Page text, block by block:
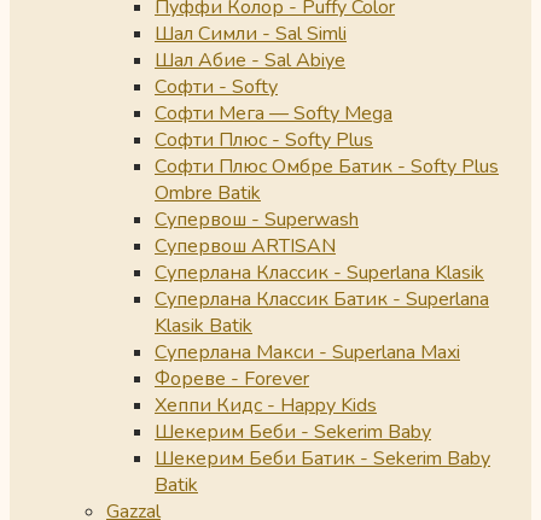
Пуффи Колор - Puffy Color
Шал Симли - Sal Simli
Шал Абие - Sal Abiye
Софти - Softy
Софти Мега — Softy Mega
Софти Плюс - Softy Plus
Софти Плюс Омбре Батик - Softy Plus
Ombre Batik
Супервош - Superwash
Супервош ARTISAN
Суперлана Классик - Superlana Klasik
Суперлана Классик Батик - Superlana
Klasik Batik
Суперлана Макси - Superlana Maxi
Фореве - Forever
Хеппи Кидс - Happy Kids
Шекерим Беби - Sekerim Baby
Шекерим Беби Батик - Sekerim Baby
Batik
Gazzal